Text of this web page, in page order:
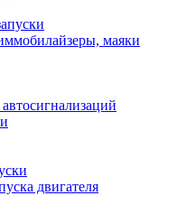
маяки
двигателя